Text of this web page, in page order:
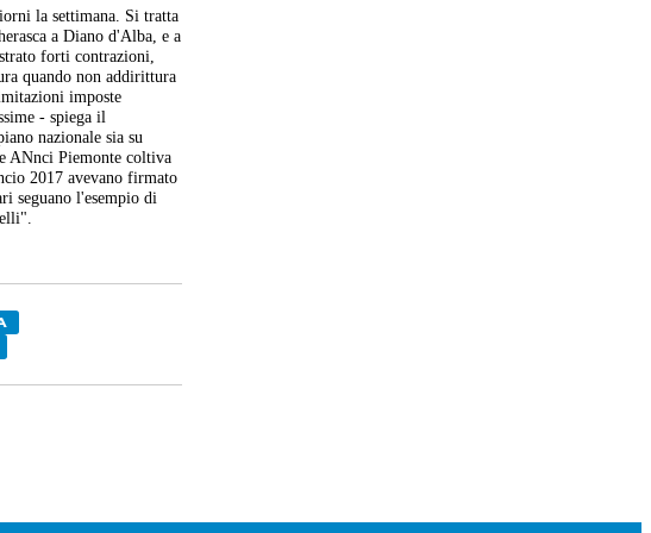
la settimana. Si tratta
a Diano d'Alba, e a
forti contrazioni,
quando non addirittura
imposte
- spiega il
nazionale sia su
ANnci Piemonte coltiva
2017 avevano firmato
seguano l'esempio di